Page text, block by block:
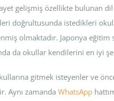
gelişmiş özellikte bulunan
doğrultusunda istedikleri
olmaktadır. Japonya
da okullar kendilerini en iyi
gitmek isteyenler ve
Aynı zamanda WhatsApp